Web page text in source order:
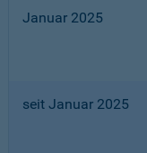
Januar 2025
seit Januar 2025